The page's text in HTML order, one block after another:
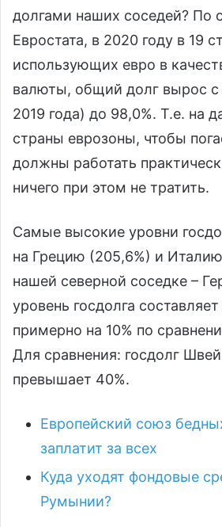
долгами наших соседей? По
Евростата, в 2020 году в 19
использующих евро в
валюты, общий долг вырос с
2019 года) до 98,0%. Т.е. на
страны еврозоны, чтобы
должны работать
ничего при этом не тратить.
Самые высокие уровни
на Грецию (205,6%) и
нашей северной соседке –
уровень госдолга
примерно на 10% по
Для сравнения: госдолг
превышает 40%.
Европейский союз
заплатит за всех
Куда уходят фондовые
Румынии?